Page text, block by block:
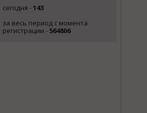
сегодня -143
за весь период с момента
регистрации - 564806